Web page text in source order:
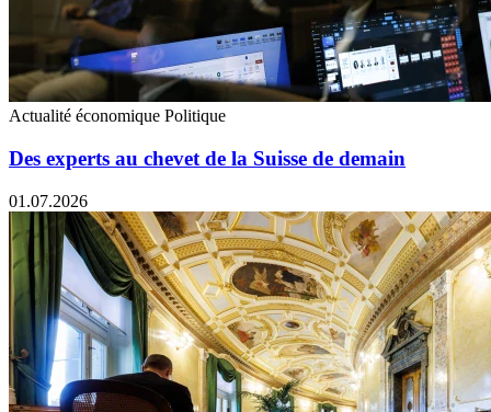
Actualité économique Politique
Des experts au chevet de la Suisse de demain
01.07.2026